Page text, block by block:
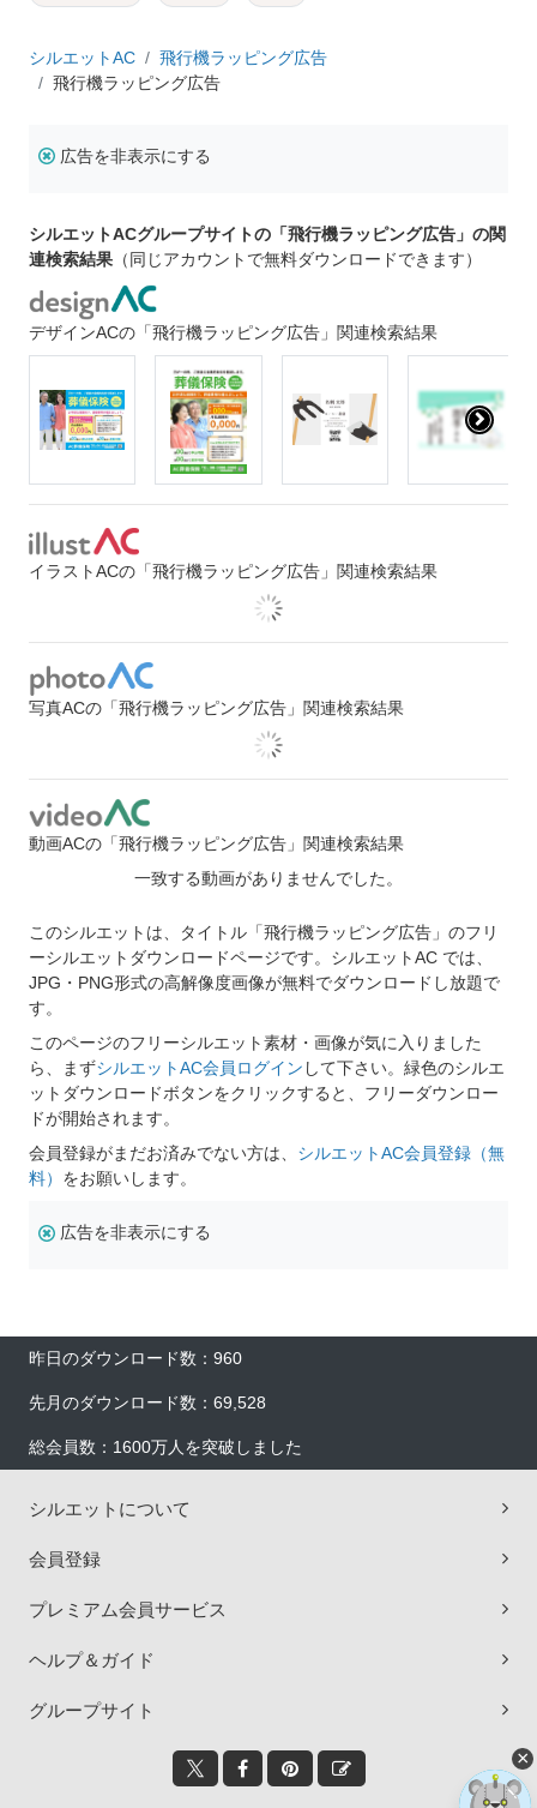
シルエットAC
飛行機ラッピング広告
飛行機ラッピング広告
広告を非表示にする
シルエットACグループサイトの「飛行機ラッピング広告」の関
連検索結果 （同じアカウントで無料ダウンロードできます）
デザインACの「飛行機ラッピング広告」関連検索結果
イラストACの「飛行機ラッピング広告」関連検索結果
写真ACの「飛行機ラッピング広告」関連検索結果
動画ACの「飛行機ラッピング広告」関連検索結果
一致する動画がありませんでした。
このシルエットは、タイトル「飛行機ラッピング広告」のフリ
ーシルエットダウンロードページです。シルエットAC では、
JPG・PNG形式の高解像度画像が無料でダウンロードし放題で
す。
このページのフリーシルエット素材・画像が気に入りました
ら、まずシルエットAC会員ログイン して下さい。緑色のシルエ
ットダウンロードボタンをクリックすると、フリーダウンロー
ドが開始されます。
会員登録がまだお済みでない方は、 シルエットAC会員登録（無
料） をお願いします。
広告を非表示にする
昨日のダウンロード数：960
先月のダウンロード数：69,528
総会員数：1600万人を突破しました
シルエットについて
会員登録
プレミアム会員サービス
ヘルプ＆ガイド
グループサイト
×